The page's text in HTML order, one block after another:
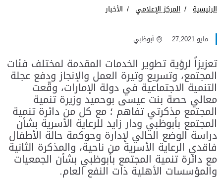
الرئيسية المركز الإعلامي الأخبار
مايو 27,2021 أبوظبي
تعزيزاً لرؤية تطوير الخدمات المقدمة لمختلف فئات
المجتمع، وتسريع وتيرة العمل والإنجاز ودفع عجلة
التنمية الاجتماعية في دولة الإمارات، وقّعت
معالي حصة بنت عيسى بوحميد وزيرة تنمية
المجتمع مذكرتي تفاهم ؛ مع كل من دائرة تنمية
المجتمع بأبوظبي ودار زايد للرعاية الأسرية بشأن
دراسة الوضع الحالي لإدارة وحوكمة حالة الأطفال
فاقدي الرعاية الأسرية من ناحية، والمذكرة الثانية
مع دائرة تنمية المجتمع بأبوظبي بشأن الجمعيات
والمؤسسات الأهلية ذات النفع العام.